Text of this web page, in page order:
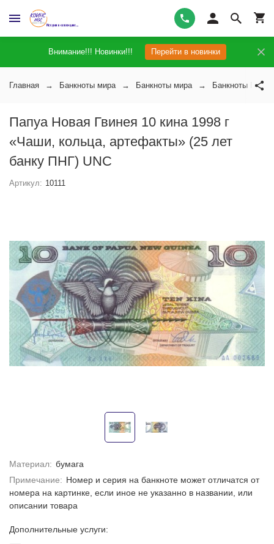
Внимание!!! Новинки!!! Перейти в новинки
Главная Банкноты мира Банкноты мира Банкноты
Папуа Новая Гвинея 10 кина 1998 г
«Чаши, кольца, артефакты» (25 лет
банку ПНГ) UNC
Артикул: 10111
Материал: бумага
Примечание: Номер и серия на банкноте может отличатся от
номера на картинке, если иное не указанно в названии, или
описании товара
Дополнительные услуги: